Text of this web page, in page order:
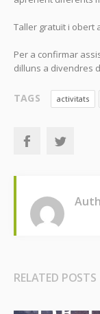
Taller gratuït i obert
Per a confirmar
dilluns a divendres
TAGS activitats
RELATED POSTS